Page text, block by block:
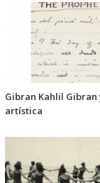
Gibran Kahlil Gibran
artística